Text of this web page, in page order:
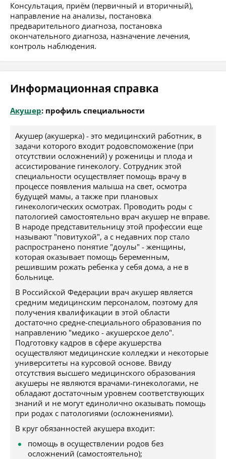
Консультация, приём (первичный и вторичный),
направление на анализы, постановка
предварительного диагноза, постановка
окончательного диагноза, назначение лечения,
контроль наблюдения.
Информационная справка
Акушер: профиль специальности
Акушер (акушерка) - это медицинский работник, в
задачи которого входит родовспоможение (при
отсутствии осложнений) у роженицы и плода и
ассистирование гинекологу. Сотрудник этой
специальности осуществляет помощь врачу в
процессе появления малыша на свет, осмотра
будущей мамы, а также при плановых
гинекологических осмотрах. Проводить роды с
патологией самостоятельно врач акушер не вправе.
В народе представительницу этой профессии еще
называют "повитухой", а с недавних пор стало
распространено понятие "доулы" - женщины,
которая оказывает помощь беременным,
решившим рожать ребенка у себя дома, а не в
больнице.
В Российской Федерации врач акушер является
средним медицинским персоналом, поэтому для
получения квалификации в этой области
достаточно средне-специального образования по
направлению "медико - акушерское дело".
Подготовку кадров в сфере акушерства
осуществляют медицинские колледжи и некоторые
университеты на курсовой основе. Ввиду
отсутствия высшего медицинского образования
акушеры не являются врачами-гинекологами, не
обладают достаточным уровнем соответствующих
знаний и не могут единолично оказывать помощь
при родах с патологиями (осложнениями).
В круг обязанностей акушера входит:
помощь в осуществлении родов без
осложнений (самостоятельно);